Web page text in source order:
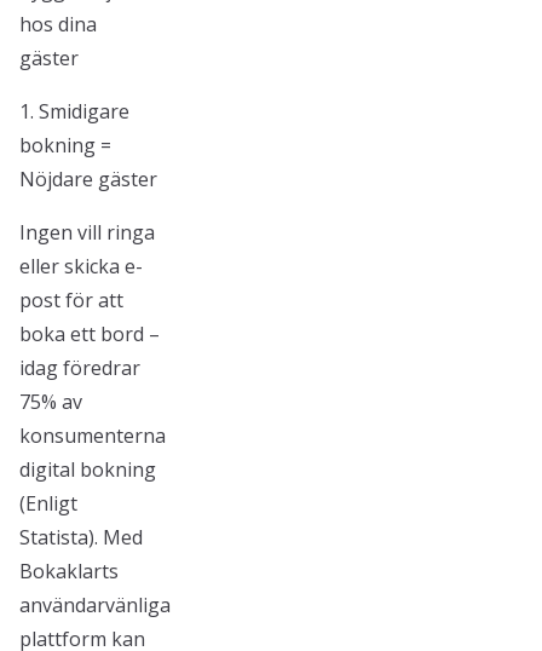
hos dina
gäster
1. Smidigare
bokning =
Nöjdare gäster
Ingen vill ringa
eller skicka e-
post för att
boka ett bord –
idag föredrar
75% av
konsumenterna
digital bokning
(Enligt
Statista). Med
Bokaklarts
användarvänliga
plattform kan